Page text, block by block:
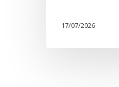
17/07/2026